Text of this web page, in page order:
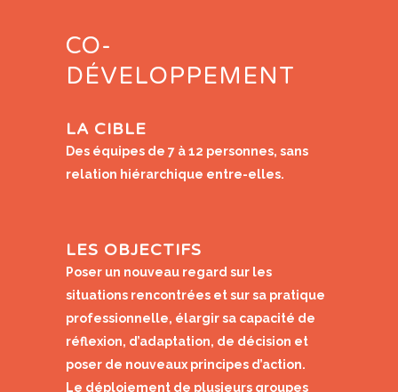
CO-
DÉVELOPPEMENT
LA CIBLE
Des équipes de 7 à 12 personnes, sans
relation hiérarchique entre-elles.
LES OBJECTIFS
Poser un nouveau regard sur les
situations rencontrées et sur sa pratique
professionnelle, élargir sa capacité de
réflexion, d’adaptation, de décision et
poser de nouveaux principes d’action.
Le déploiement de plusieurs groupes